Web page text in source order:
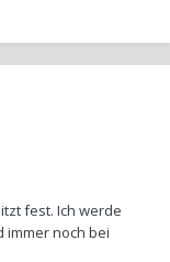
fest. Ich werde
immer noch bei